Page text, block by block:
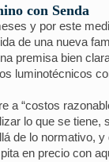
con Senda
y por este
de una nueva
premisa bien
luminotécnicos
a “costos
lo que se tiene,
de lo normativo, y
en precio con